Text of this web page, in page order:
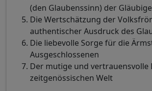
(den Glaubenssinn) der
Die Wertschätzung der
authentischer Ausdruck des
Die liebevolle Sorge für die
Ausgeschlossenen
Der mutige und vertrauensvolle
zeitgenössischen Welt